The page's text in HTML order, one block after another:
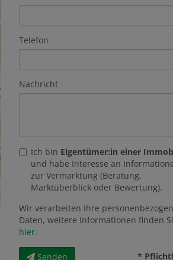
Telefon
Nachricht
Ich bin Eigentümer:in einer
und habe Interesse an
zur Vermarktung (Beratung,
Marktüberblick oder Bewertung).
Wir verarbeiten Ihre
Daten, weitere Informationen finden
hier.
Senden *